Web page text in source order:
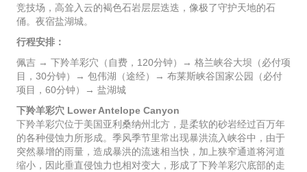
竞技场，高耸入云的褐色石岩层层迭迭，像极了守护天地的石
俑。夜宿盐湖城。
行程安排：
佩吉 → 下羚羊彩穴（自费，120分钟）→ 格兰峡谷大坝（必付项
目，30分钟）→ 包伟湖（途经）→ 布莱斯峡谷国家公园（必付
项目，60分钟）→ 盐湖城
下羚羊彩穴 Lower Antelope Canyon
下羚羊彩穴位于美国亚利桑纳州北方，是柔软的砂岩经过百万年
的各种侵蚀力所形成。季风季节里常出现暴洪流入峡谷中，由于
突然暴增的雨量，造成暴洪的流速相当快，加上狭窄通道将河道
缩小，因此垂直侵蚀力也相对变大，形成了下羚羊彩穴底部的走